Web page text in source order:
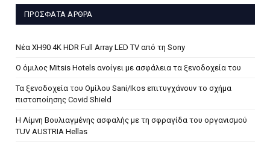
ΠΡΌΣΦΑΤΑ ΆΡΘΡΑ
Νέα XH90 4K HDR Full Array LED TV από τη Sony
Ο όμιλος Mitsis Hotels ανοίγει με ασφάλεια τα ξενοδοχεία του
Τα ξενοδοχεία του Ομίλου Sani/Ikos επιτυγχάνουν το σχήμα
πιστοποίησης Covid Shield
H Λίμνη Βουλιαγμένης ασφαλής με τη σφραγίδα του οργανισμού
TUV AUSTRIA Hellas